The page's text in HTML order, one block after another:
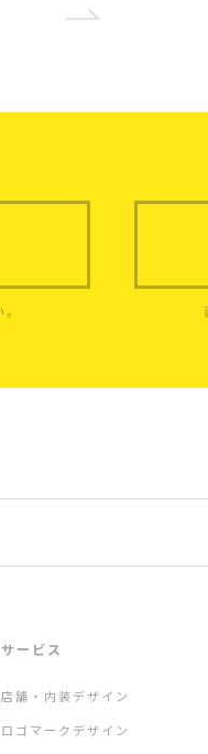
サービス
店舗・内装デザイン
ロゴマークデザイン